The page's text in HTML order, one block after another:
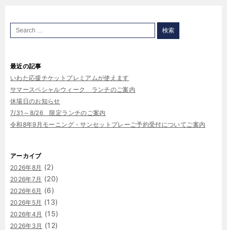
最近の記事
いわた応援チケットプレミアムが使えます
サマースペシャルウィーク ランチのご案内
休場日のお知らせ
7/31～8/26 限定ランチのご案内
令和8年9月モーニング・サンセットプレーご予約受付についてご案内
アーカイブ
2026年8月 (2)
2026年7月 (20)
2026年6月 (6)
2026年5月 (13)
2026年4月 (15)
2026年3月 (12)